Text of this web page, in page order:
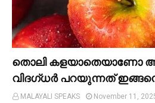
തൊലി കളയാതെയാണോ
വിദഗ്ധര്‍ പറയുന്നത്
MALAYALI SPEAKS
November 11,